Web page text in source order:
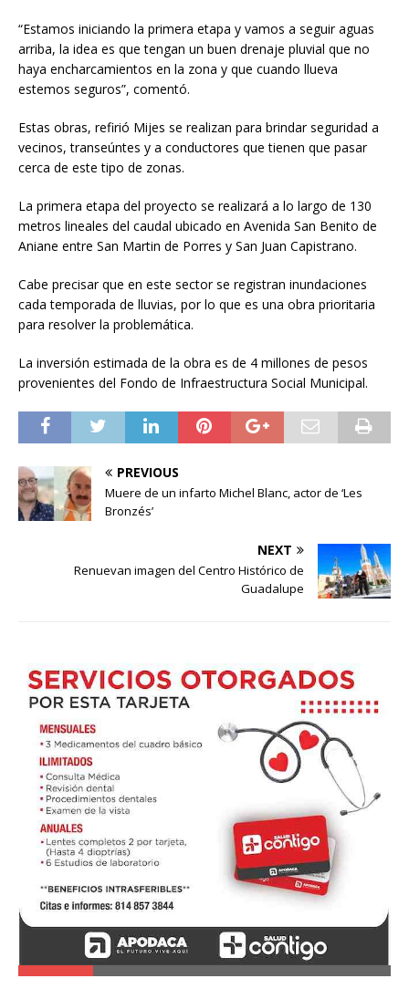
“Estamos iniciando la primera etapa y vamos a seguir aguas
arriba, la idea es que tengan un buen drenaje pluvial que no
haya encharcamientos en la zona y que cuando llueva
estemos seguros”, comentó.
Estas obras, refirió Mijes se realizan para brindar seguridad a
vecinos, transeúntes y a conductores que tienen que pasar
cerca de este tipo de zonas.
La primera etapa del proyecto se realizará a lo largo de 130
metros lineales del caudal ubicado en Avenida San Benito de
Aniane entre San Martin de Porres y San Juan Capistrano.
Cabe precisar que en este sector se registran inundaciones
cada temporada de lluvias, por lo que es una obra prioritaria
para resolver la problemática.
La inversión estimada de la obra es de 4 millones de pesos
provenientes del Fondo de Infraestructura Social Municipal.
PREVIOUS
Muere de un infarto Michel Blanc, actor de ‘Les
Bronzés’
NEXT
Renuevan imagen del Centro Histórico de
Guadalupe